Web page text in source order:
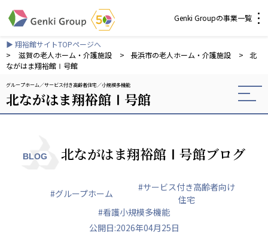
Genki Groupの事業一覧
介護・福祉
社会福祉法人 元気村グループ
社会福祉法人元気村
社会福祉法人長寿の森
株式会社 サンガジャパン
株式会社日本遮蔽技研
▶ 翔裕館サイトTOPページへ
>
滋賀の老人ホーム・介護施設 > 長浜市の老人ホーム・介護施設 >
北
ながはま翔裕館Ⅰ号館
グループホーム サービス付き高齢者住宅 小規模多機能
北ながはま翔裕館Ⅰ号館
BLOG 北ながはま翔裕館Ⅰ号館ブログ
#グループホーム
#サービス付き高齢者向け
住宅
#看護小規模多機能
公開日:2026年04月25日